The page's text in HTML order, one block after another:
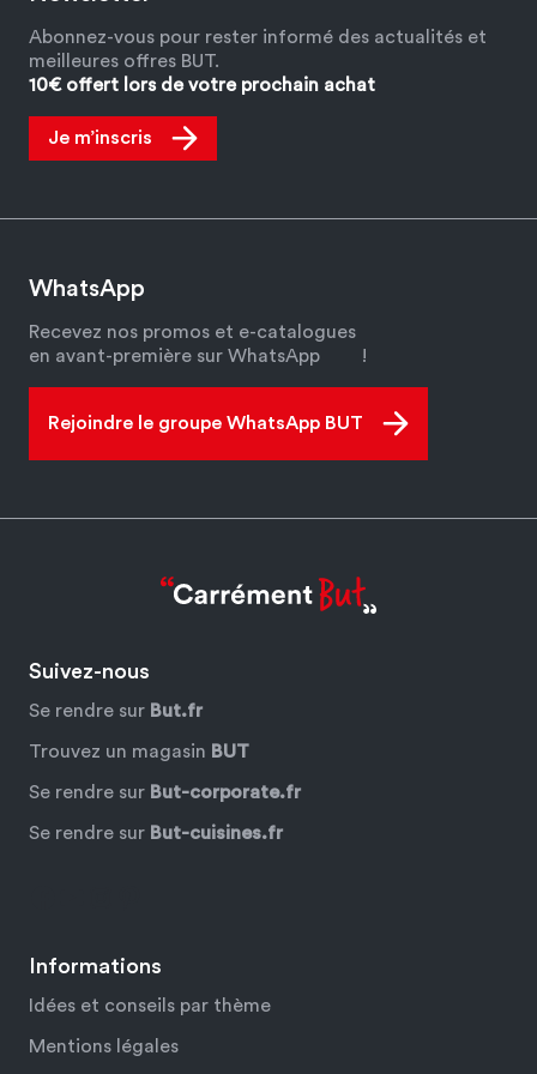
Abonnez-vous pour rester informé des actualités et
meilleures offres BUT.
10€ offert lors de votre prochain achat
Je m’inscris
WhatsApp
Recevez nos promos et e-catalogues
en avant-première sur WhatsApp
!
Rejoindre le groupe WhatsApp BUT
Informations
Idées et conseils par thème
Mentions légales
Suivez-nous
Se rendre sur But.fr
Trouvez un magasin BUT
Se rendre sur But-corporate.fr
Se rendre sur But-cuisines.fr